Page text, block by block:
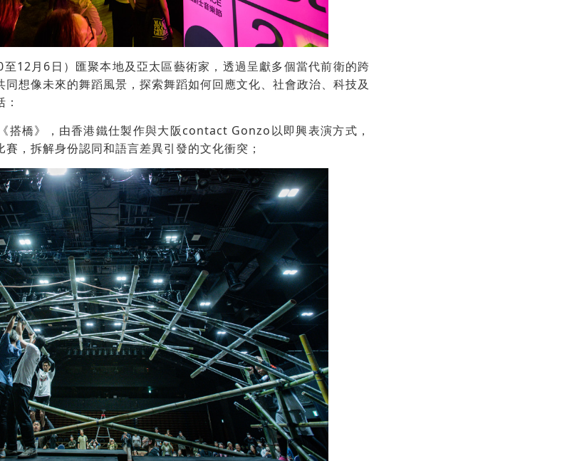
12月6日）匯聚本地及亞太區藝術家，透過呈獻多個當代前衛的跨
想像未來的舞蹈風景，探索舞蹈如何回應文化、社會政治、科技及
搭橋》，由香港鐵仕製作與大阪contact Gonzo以即興表演方式，
，拆解身份認同和語言差異引發的文化衝突；